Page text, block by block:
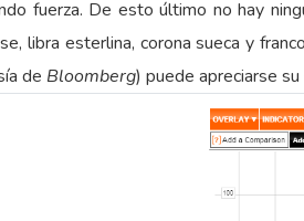
fuerza. De esto último no hay
libra esterlina, corona sueca y
de Bloomberg) puede apreciarse